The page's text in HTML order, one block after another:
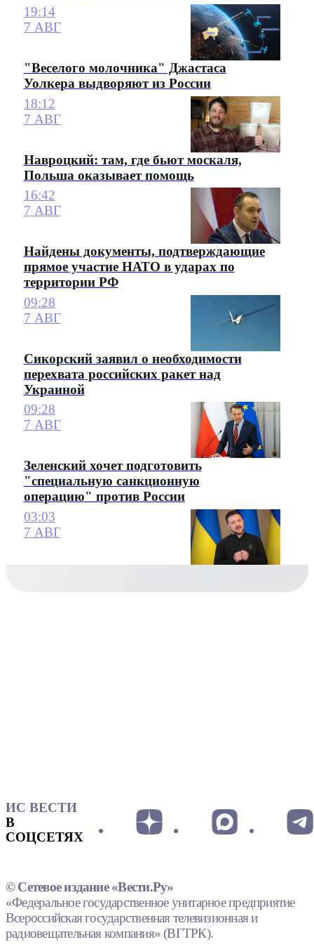
19:14
7 АВГ
"Веселого молочника" Джастаса
Уолкера выдворяют из России
18:12
7 АВГ
Навроцкий: там, где бьют москаля,
Польша оказывает помощь
16:42
7 АВГ
Найдены документы, подтверждающие
прямое участие НАТО в ударах по
территории РФ
09:28
7 АВГ
Сикорский заявил о необходимости
перехвата российских ракет над
Украиной
09:28
7 АВГ
Зеленский хочет подготовить
"специальную санкционную
операцию" против России
03:03
7 АВГ
ИС ВЕСТИ
В
СОЦСЕТЯХ
© Сетевое издание «Вести.Ру»
«Федеральное государственное унитарное предприятие
Всероссийская государственная телевизионная и
радиовещательная компания» (ВГТРК).